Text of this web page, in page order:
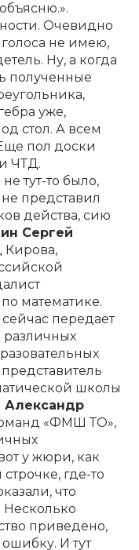
Очевидно
не имею,
Ну, а когда
полученные
уже,
стол. А всем
пол доски
ЧТД.
тут-то было,
представил
действа, сию
Сергей
математике.
передает
школы
«ФМШ ТО»,
у жюри, как
где-то
что
приведено,
И тут